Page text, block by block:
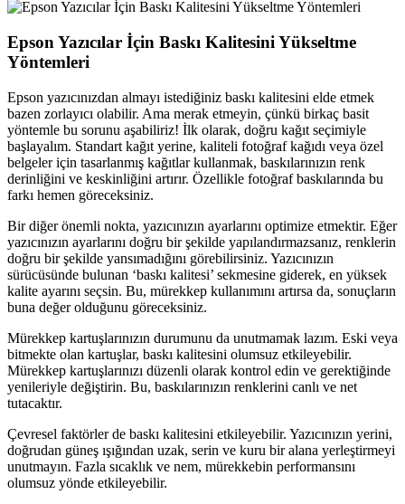
Epson Yazıcılar İçin Baskı Kalitesini Yükseltme
Yöntemleri
Epson yazıcınızdan almayı istediğiniz baskı kalitesini elde etmek
bazen zorlayıcı olabilir. Ama merak etmeyin, çünkü birkaç basit
yöntemle bu sorunu aşabiliriz! İlk olarak, doğru kağıt seçimiyle
başlayalım. Standart kağıt yerine, kaliteli fotoğraf kağıdı veya özel
belgeler için tasarlanmış kağıtlar kullanmak, baskılarınızın renk
derinliğini ve keskinliğini artırır. Özellikle fotoğraf baskılarında bu
farkı hemen göreceksiniz.
Bir diğer önemli nokta, yazıcınızın ayarlarını optimize etmektir. Eğer
yazıcınızın ayarlarını doğru bir şekilde yapılandırmazsanız, renklerin
doğru bir şekilde yansımadığını görebilirsiniz. Yazıcınızın
sürücüsünde bulunan ‘baskı kalitesi’ sekmesine giderek, en yüksek
kalite ayarını seçsin. Bu, mürekkep kullanımını artırsa da, sonuçların
buna değer olduğunu göreceksiniz.
Mürekkep kartuşlarınızın durumunu da unutmamak lazım. Eski veya
bitmekte olan kartuşlar, baskı kalitesini olumsuz etkileyebilir.
Mürekkep kartuşlarınızı düzenli olarak kontrol edin ve gerektiğinde
yenileriyle değiştirin. Bu, baskılarınızın renklerini canlı ve net
tutacaktır.
Çevresel faktörler de baskı kalitesini etkileyebilir. Yazıcınızın yerini,
doğrudan güneş ışığından uzak, serin ve kuru bir alana yerleştirmeyi
unutmayın. Fazla sıcaklık ve nem, mürekkebin performansını
olumsuz yönde etkileyebilir.